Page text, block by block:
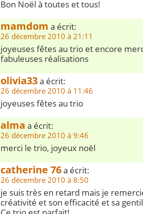
Bon Noël à toutes et tous!
mamdom a écrit:
26 décembre 2010 à 21:11
joyeuses fêtes au trio et encore
fabuleuses réalisations
olivia33a écrit:
26 décembre 2010 à 11:46
joyeuses fêtes au trio
alma a écrit:
26 décembre 2010 à 9:46
merci le trio, joyeux noël
catherine 76a écrit:
26 décembre 2010 à 8:50
je suis très en retard mais je
créativité et son efficacité et sa